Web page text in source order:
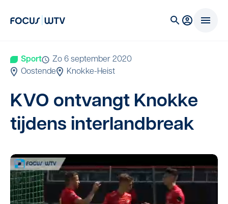
Sport
zo 6 september 2020
Oostende
Knokke-Heist
KVO ont­vangt Knok­ke
tij­dens interlandbreak